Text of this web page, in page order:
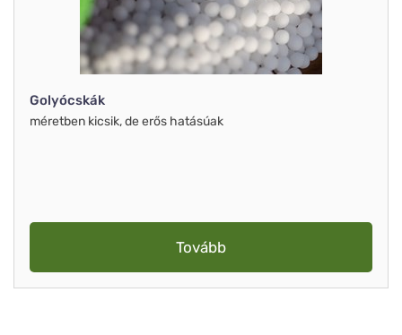
Golyócskák
méretben kicsik, de erős hatásúak
Tovább